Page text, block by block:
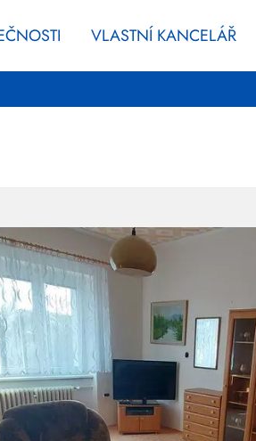
VLASTNÍ KANCELÁŘ